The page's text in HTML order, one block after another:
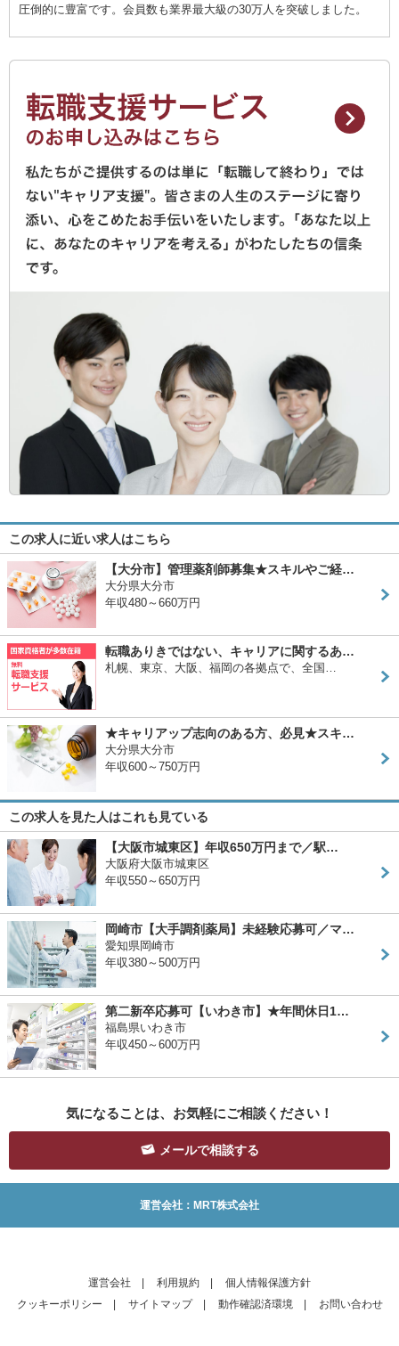
圧倒的に豊富です。会員数も業界最大級の30万人を突破しました。
この求人に近い求人はこちら
【大分市】管理薬剤師募集★スキルやご経…
大分県大分市
年収480～660万円
転職ありきではない、キャリアに関するあ…
札幌、東京、大阪、福岡の各拠点で、全国…
★キャリアップ志向のある方、必見★スキ…
大分県大分市
年収600～750万円
この求人を見た人はこれも見ている
【大阪市城東区】年収650万円まで／駅…
大阪府大阪市城東区
年収550～650万円
岡崎市【大手調剤薬局】未経験応募可／マ…
愛知県岡崎市
年収380～500万円
第二新卒応募可【いわき市】★年間休日1…
福島県いわき市
年収450～600万円
気になることは、お気軽にご相談ください！
メールで相談する
運営会社：MRT株式会社
運営会社 利用規約
個人情報保護方針
クッキーポリシー
サイトマップ| 動作確認済環境| お問い合わせ